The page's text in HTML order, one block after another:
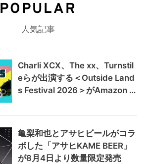
POPULAR
人気記事
Charli XCX、The xx、Turnstil
eらが出演する＜Outside Land
s Festival 2026＞がAmazon M
ブ配信
亀梨和也とアサヒビールがコラ
ボした「アサヒKAME BEER」
が8月4日より数量限定発売